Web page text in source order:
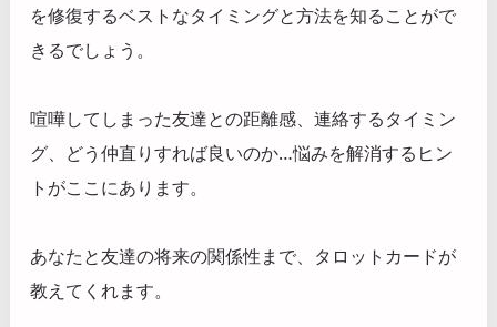
を修復するベストなタイミングと方法を知ることがで
きるでしょう。
喧嘩してしまった友達との距離感、連絡するタイミン
グ、どう仲直りすれば良いのか…悩みを解消するヒン
トがここにあります。
あなたと友達の将来の関係性まで、タロットカードが
教えてくれます。